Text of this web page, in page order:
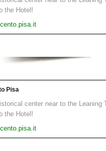
the Hotel!
Pisa
center near to the Leaning
the Hotel!